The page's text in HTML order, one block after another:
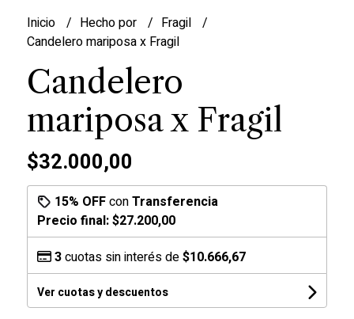
Inicio Hecho por
Fragil
Candelero mariposa x Fragil
Candelero
mariposa x Fragil
$32.000,00
15% OFFconTransferencia
Precio final:$27.200,00
3cuotas sin interés de$10.666,67
Ver cuotas y descuentos